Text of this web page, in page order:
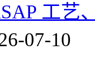
工艺
07-10